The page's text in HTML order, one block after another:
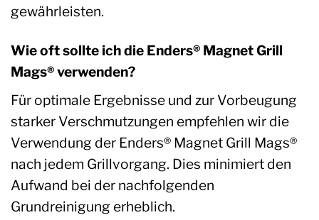
gewährleisten.
Wie oft sollte ich die Enders® Magnet Grill
Mags® verwenden?
Für optimale Ergebnisse und zur Vorbeugung
starker Verschmutzungen empfehlen wir die
Verwendung der Enders® Magnet Grill Mags®
nach jedem Grillvorgang. Dies minimiert den
Aufwand bei der nachfolgenden
Grundreinigung erheblich.